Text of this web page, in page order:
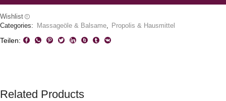
Wishlist
Categories: Massageöle & Balsame Propolis & Hausmittel
Teilen:
Related Products